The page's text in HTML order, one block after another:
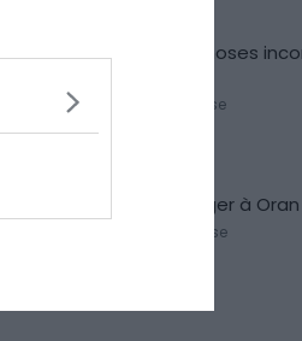
Visiter Lecce : les 11 choses
Le 12 août 2025 Par Elise
Conseils logement
Dans quel quartier loger à Oran
Par Elise